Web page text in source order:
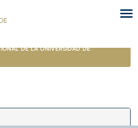
de la Universidad de